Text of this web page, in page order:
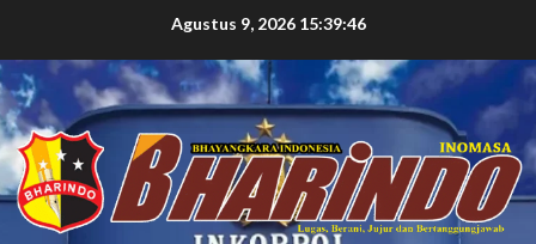
Agustus 9, 2026 15:39:47